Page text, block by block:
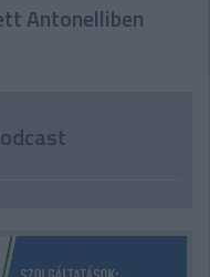
Antonelliben